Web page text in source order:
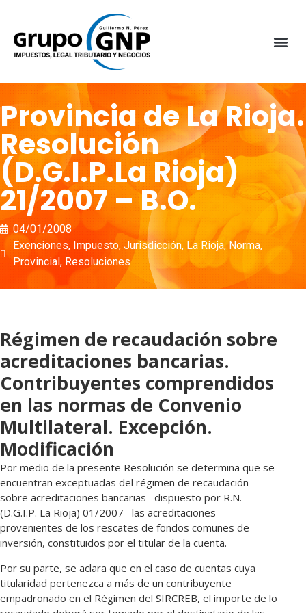
Provincia de La Rioja.
Resolución
(D.G.I.P.La Rioja)
21/2007 – B.O.
04/01/2008
Exenciones, Impuesto, Jurisdicción, La Rioja,Norma,
Provincial, Resoluciones
Régimen de recaudación sobre
acreditaciones bancarias.
Contribuyentes comprendidos
en las normas de Convenio
Multilateral. Excepción.
Modificación
Por medio de la presente Resolución se determina que se
encuentran exceptuadas del régimen de recaudación
sobre acreditaciones bancarias –dispuesto por R.N.
(D.G.I.P. La Rioja) 01/2007– las acreditaciones
provenientes de los rescates de fondos comunes de
inversión, constituidos por el titular de la cuenta.
Por su parte, se aclara que en el caso de cuentas cuya
titularidad pertenezca a más de un contribuyente
empadronado en el Régimen del SIRCREB, el importe de lo